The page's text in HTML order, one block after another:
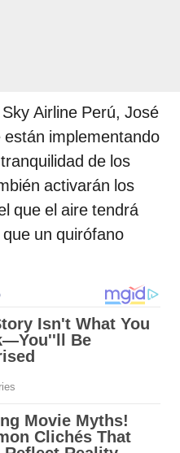
Airline Perú, José
implementando
de los
activarán los
que el aire tendrá
un quirófano